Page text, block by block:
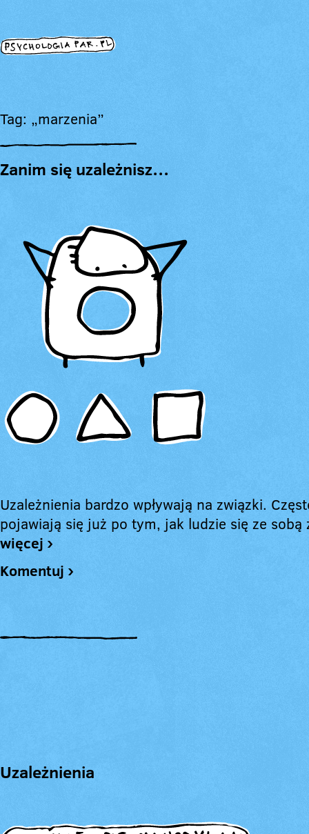
Tag: „marzenia”
Zanim się uzależnisz…
Uzależnienia bardzo wpływają na związki.
pojawiają się już po tym, jak ludzie się ze sobą
więcej ›
Komentuj ›
Uzależnienia